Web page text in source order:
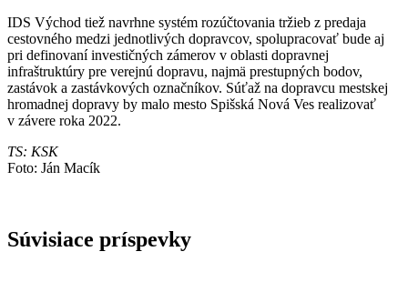
IDS Východ tiež navrhne systém rozúčtovania tržieb z predaja
cestovného medzi jednotlivých dopravcov, spolupracovať bude aj
pri definovaní investičných zámerov v oblasti dopravnej
infraštruktúry pre verejnú dopravu, najmä prestupných bodov,
zastávok a zastávkových označníkov. Súťaž na dopravcu mestskej
hromadnej dopravy by malo mesto Spišská Nová Ves realizovať
v závere roka 2022.
TS: KSK
Foto: Ján Macík
Súvisiace príspevky